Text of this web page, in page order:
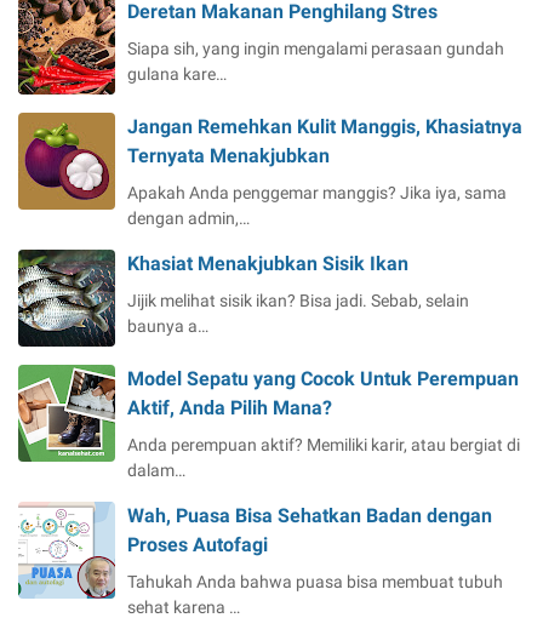
Deretan Makanan Penghilang Stres
Siapa sih, yang ingin mengalami perasaan gundah
gulana kare…
Jangan Remehkan Kulit Manggis, Khasiatnya
Ternyata Menakjubkan
Apakah Anda penggemar manggis? Jika iya, sama
dengan admin,…
Khasiat Menakjubkan Sisik Ikan
Jijik melihat sisik ikan? Bisa jadi. Sebab, selain
baunya a…
Model Sepatu yang Cocok Untuk Perempuan
Aktif, Anda Pilih Mana?
Anda perempuan aktif? Memiliki karir, atau bergiat di
dalam…
Wah, Puasa Bisa Sehatkan Badan dengan
Proses Autofagi
Tahukah Anda bahwa puasa bisa membuat tubuh
sehat karena …